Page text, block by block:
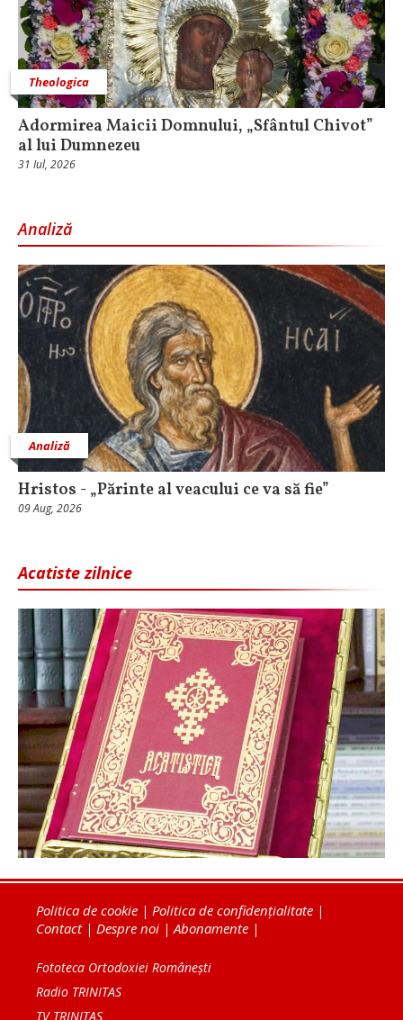
Theologica
Adormirea Maicii Domnului, „Sfântul Chivot”
al lui Dumnezeu
31 Iul, 2026
Analiză
Analiză
Hristos - „Părinte al veacului ce va să fie”
09 Aug, 2026
Acatiste zilnice
Politica de cookie | Politica de confidențialitate |
Contact| Despre noi | Abonamente |
Fototeca Ortodoxiei Românești
Radio TRINITAS
TV TRINITAS